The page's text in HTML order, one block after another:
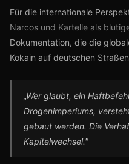
Für die internationale
Narcos und Kartelle als
Dokumentation, die die
Kokain auf deutschen
„Wer glaubt, ein
Drogenimperiums,
gebaut werden. Die
Kapitelwechsel."